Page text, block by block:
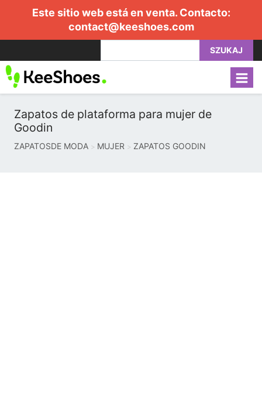
Este sitio web está en venta. Contacto:
contact@keeshoes.com
SZUKAJ
Zapatos de plataforma para mujer de
Goodin
ZAPATOSDE MODA MUJER ZAPATOS GOODIN